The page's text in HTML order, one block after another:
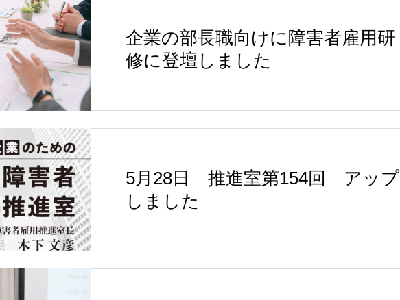
企業の部長職向けに障害者雇用研
修に登壇しました
5月28日 推進室第154回 アップ
しました